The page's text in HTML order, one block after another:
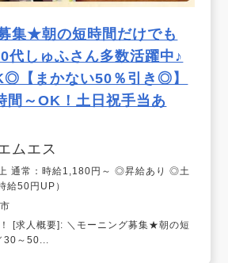
集★朝の短時間だけでも
代しゅふさん多数活躍中♪
【まかない50％引き◎】
間～OK！土日祝手当あ
ムエス
通常：時給1,180円～ ◎昇給あり ◎土
給50円UP）
[求人概要]: ＼モーニング募集★朝の短
30～50...